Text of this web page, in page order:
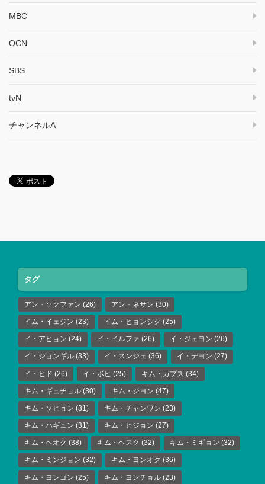
MBC
OCN
SBS
tvN
チャンネルA
タグ
アン・ソクファン (26) アン・ネサン (30)
イム・イェジン (23) イム・ヒョンシク (25)
イ・アヒョン (24) イ・イルファ (26) イ・ジェヨン (26)
イ・ジョンギル (33) イ・スンジェ (36) イ・デヨン (27)
イ・ヒド (26) イ・ボヒ (25) キム・ガプス (34)
キム・ギュチョル (30) キム・ジヨン (47)
キム・ソヒョン (31) キム・チャンワン (23)
キム・ハギュン (31) キム・ヒジョン (27)
キム・ヘオク (38) キム・ヘスク (32) キム・ミギョン (32)
キム・ミンジョン (32) キム・ヨンオク (36)
キム・ヨンゴン (25) キム・ヨンチョル (23)